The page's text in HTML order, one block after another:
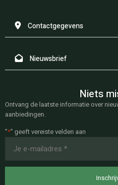
Contactgegevens
Nieuwsbrief
Niets
Ontvang de laatste informatie over
aanbiedingen.
"*" geeft vereiste velden aan
mailadres
*